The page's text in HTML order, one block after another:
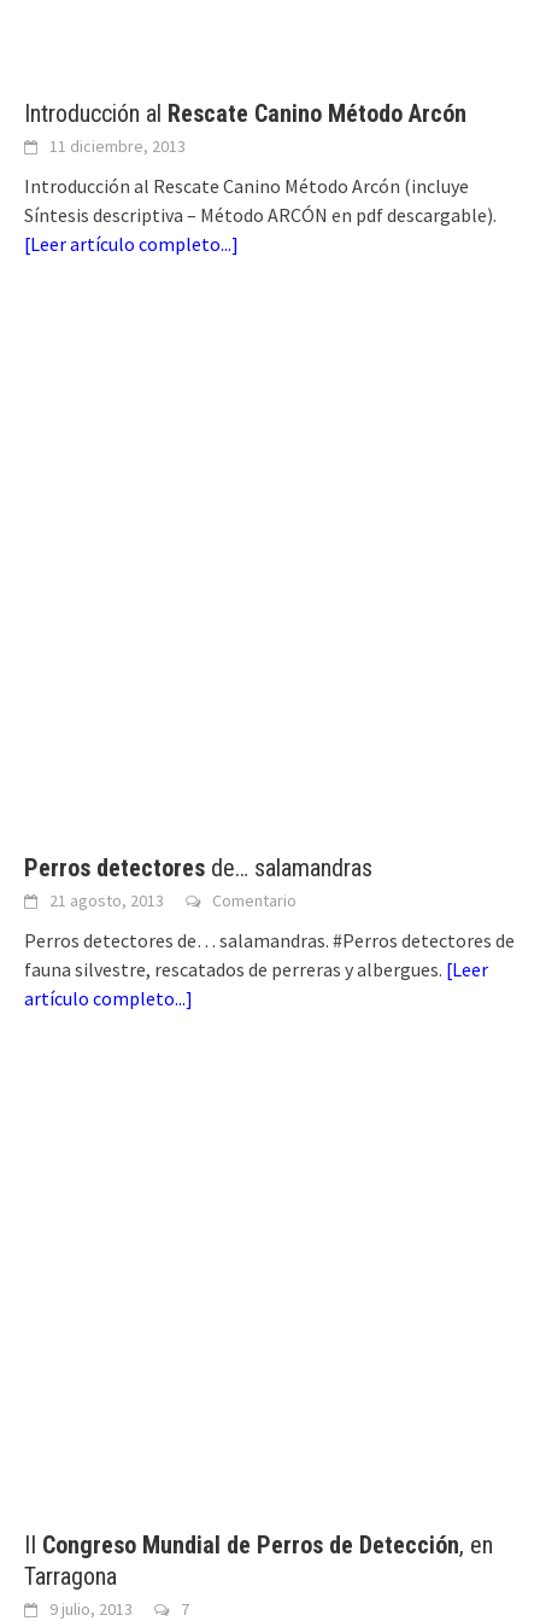
Introducción al Rescate Canino Método Arcón
11 diciembre, 2013
Introducción al Rescate Canino Método Arcón (incluye
Síntesis descriptiva – Método ARCÓN en pdf descargable).
[Leer artículo completo...]
Perros detectores de… salamandras
21 agosto, 2013 Comentario
Perros detectores de… salamandras. #Perros detectores de
fauna silvestre, rescatados de perreras y albergues. [Leer
artículo completo...]
II Congreso Mundial de Perros de Detección, en
Tarragona
9 julio, 2013 7